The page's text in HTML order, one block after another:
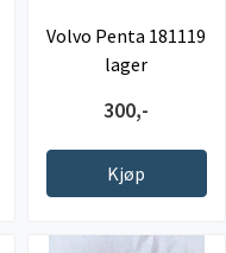
Volvo Penta 181119
lager
300,-
Kjøp